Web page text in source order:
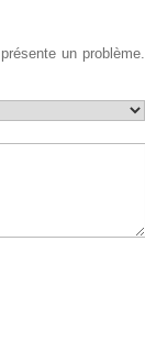
présente un problème.